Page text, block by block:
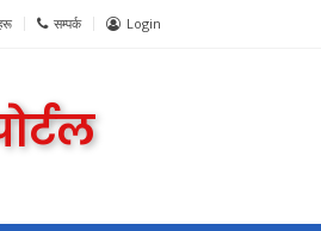
सम्पर्क Login